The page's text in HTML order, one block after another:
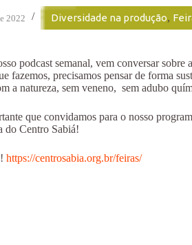
2022 Diversidade na produção,
podcast semanal, vem conversar
fazemos, precisamos pensar de forma
a natureza, sem veneno, sem adubo
que convidamos para o nosso
do Centro Sabiá!
https://centrosabia.org.br/feiras/